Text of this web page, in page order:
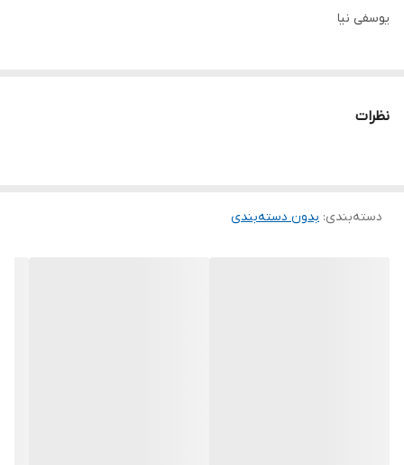
یوسفی نیا
نظرات
دسته‌بندی: بدون دسته‌بندی